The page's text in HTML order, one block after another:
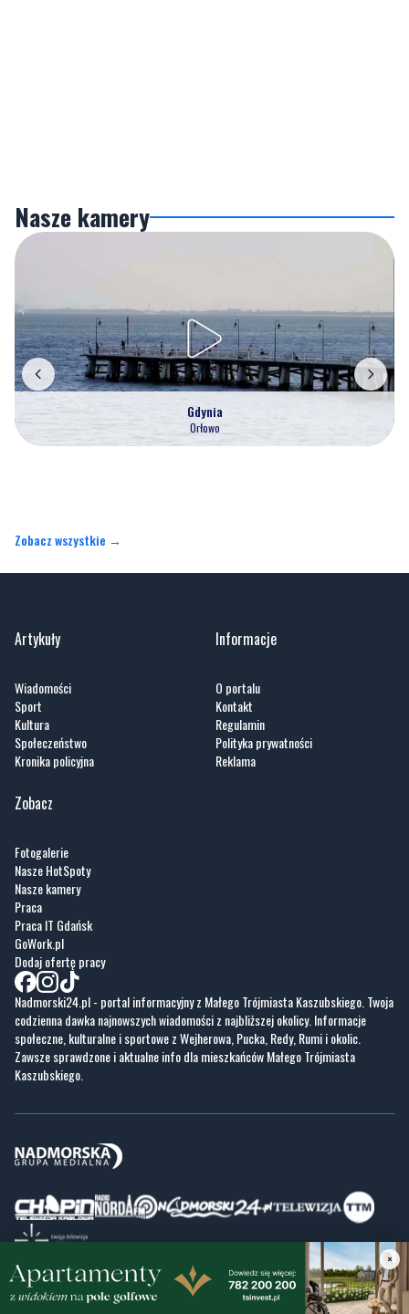
Nasze kamery
Gdynia
Orłowo
Zobacz wszystkie →
Artykuły
Wiadomości
Sport
Kultura
Społeczeństwo
Kronika policyjna
Informacje
O portalu
Kontakt
Regulamin
Polityka prywatności
Reklama
Zobacz
Fotogalerie
Nasze HotSpoty
Nasze kamery
Praca
Praca IT Gdańsk
GoWork.pl
Dodaj ofertę pracy
Nadmorski24.pl - portal informacyjny z Małego Trójmiasta Kaszubskiego. Twoja
codzienna dawka najnowszych wiadomości z najbliższej okolicy. Informacje
społeczne, kulturalne i sportowe z Wejherowa, Pucka, Redy, Rumi i okolic.
Zawsze sprawdzone i aktualne info dla mieszkańców Małego Trójmiasta
Kaszubskiego.
Copyrights © Nadmorski24.pl 2026 r.
Projekt i wykonaniePixlab.pl
×